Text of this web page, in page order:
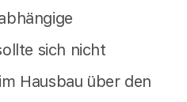
sich nicht
Hausbau über den